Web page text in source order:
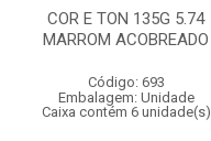
COR E TON 135G 5.74
MARROM ACOBREADO
Código: 693
Embalagem: Unidade
Caixa contém 6 unidade(s)